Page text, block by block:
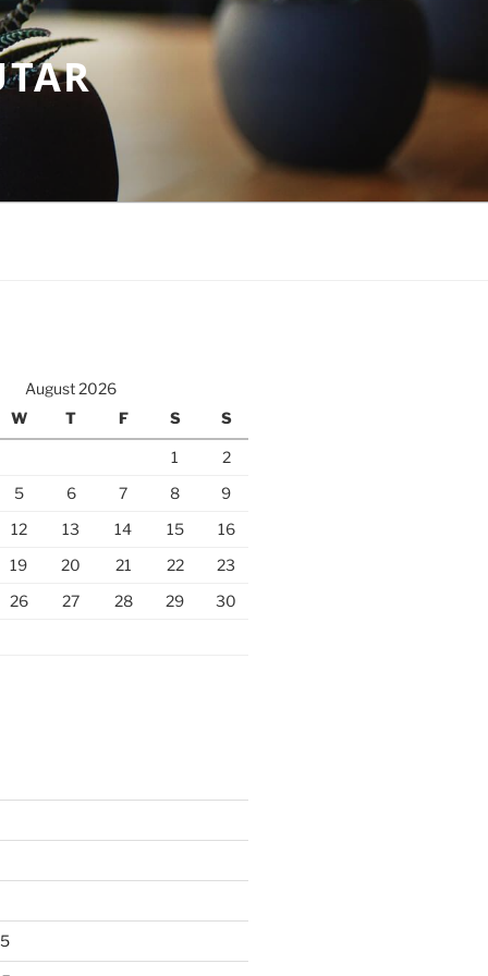
August 2026
W T F S S
1
2
5 6 7 8
9
12 13 14 15
16
19 20 21 22
23
26 27 28 29
30